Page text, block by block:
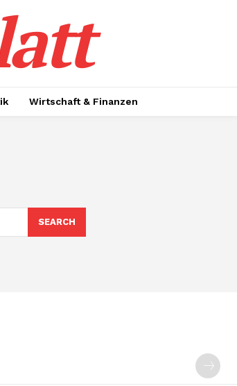
Wirtschaft & Finanzen
SEARCH